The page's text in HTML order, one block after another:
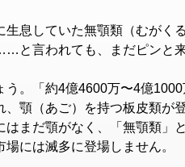
生息していた無顎類（むがく
と言われても、まだピンと
う。「約4億4600万〜4億
顎（あご）を持つ板皮類が
はまだ顎がなく、「無顎類」
には滅多に登場しません。